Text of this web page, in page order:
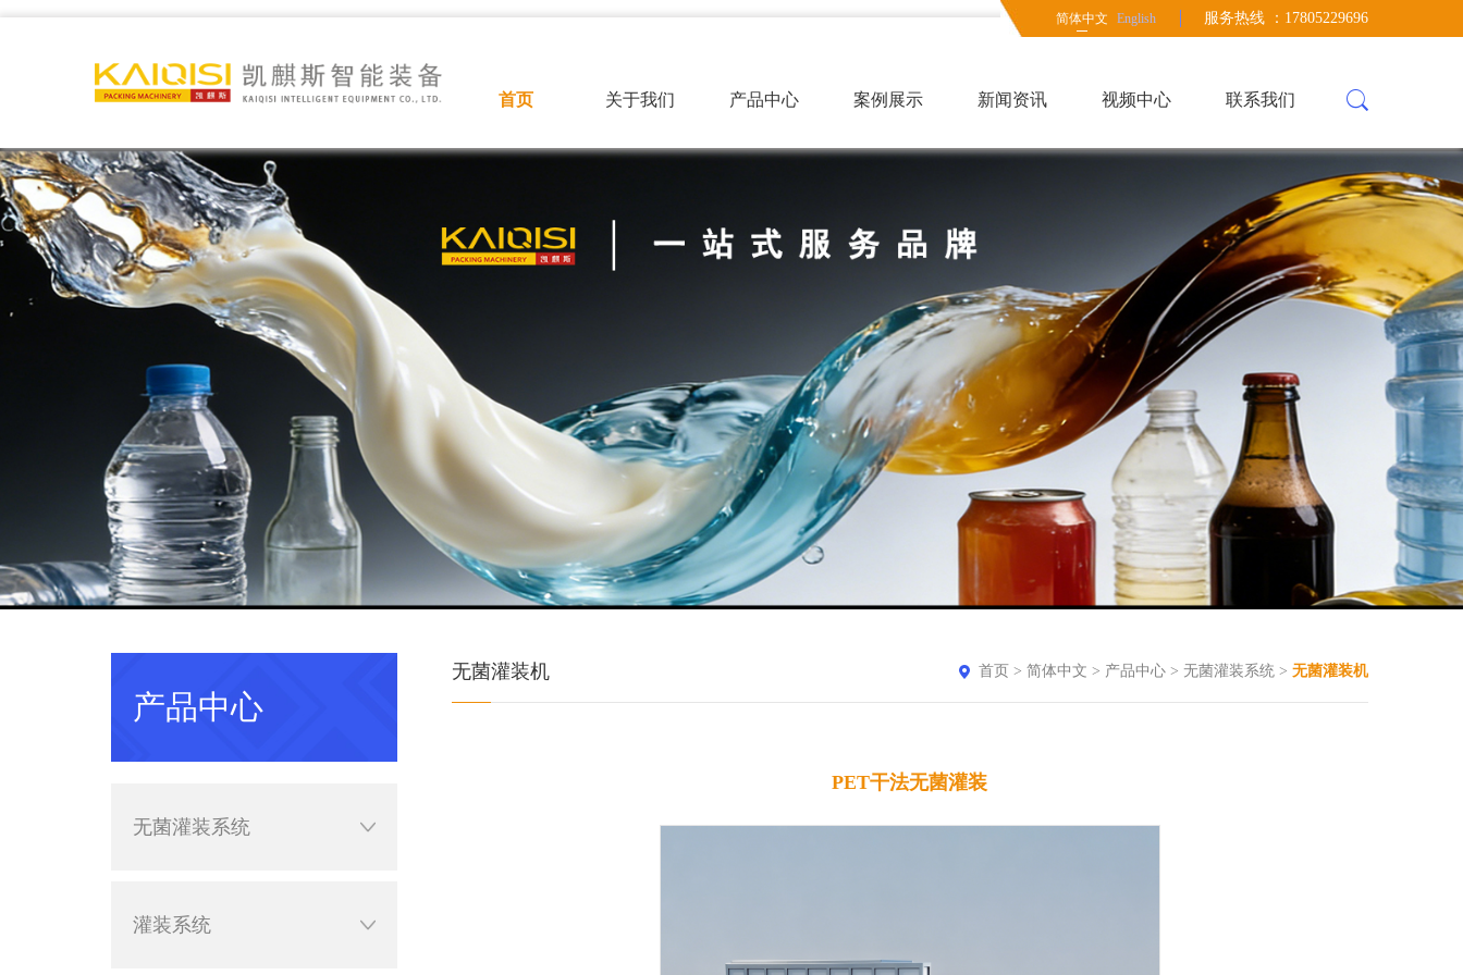
简体中文 English 服务热线 ：17805229696
首页 关于我们 产品中心 案例展示 新闻资讯 视频中心 联系我们
产品中心
无菌灌装系统
灌装系统
无菌灌装机 首页 > 简体中文 > 产品中心 > 无菌灌装系统 > 无菌灌装机
PET干法无菌灌装